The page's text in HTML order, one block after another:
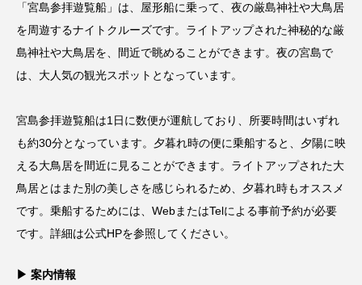
「宮島参拝遊覧船」は、屋形船に乗って、夜の厳島神社や大鳥居
を周遊するナイトクルーズです。ライトアップされた神秘的な厳
島神社や大鳥居を、間近で眺めることができます。夜の宮島で
は、大人気の観光スポットとなっています。
宮島参拝遊覧船は1日に数便が運航しており、所要時間はいずれ
も約30分となっています。夕暮れ時の便に乗船すると、夕陽に映
える大鳥居を間近に見ることができます。ライトアップされた大
鳥居とはまた別の美しさを感じられるため、夕暮れ時もオススメ
です。乗船するためには、WebまたはTelによる事前予約が必要
です。詳細は公式HPを参照してください。
▶ 案内情報